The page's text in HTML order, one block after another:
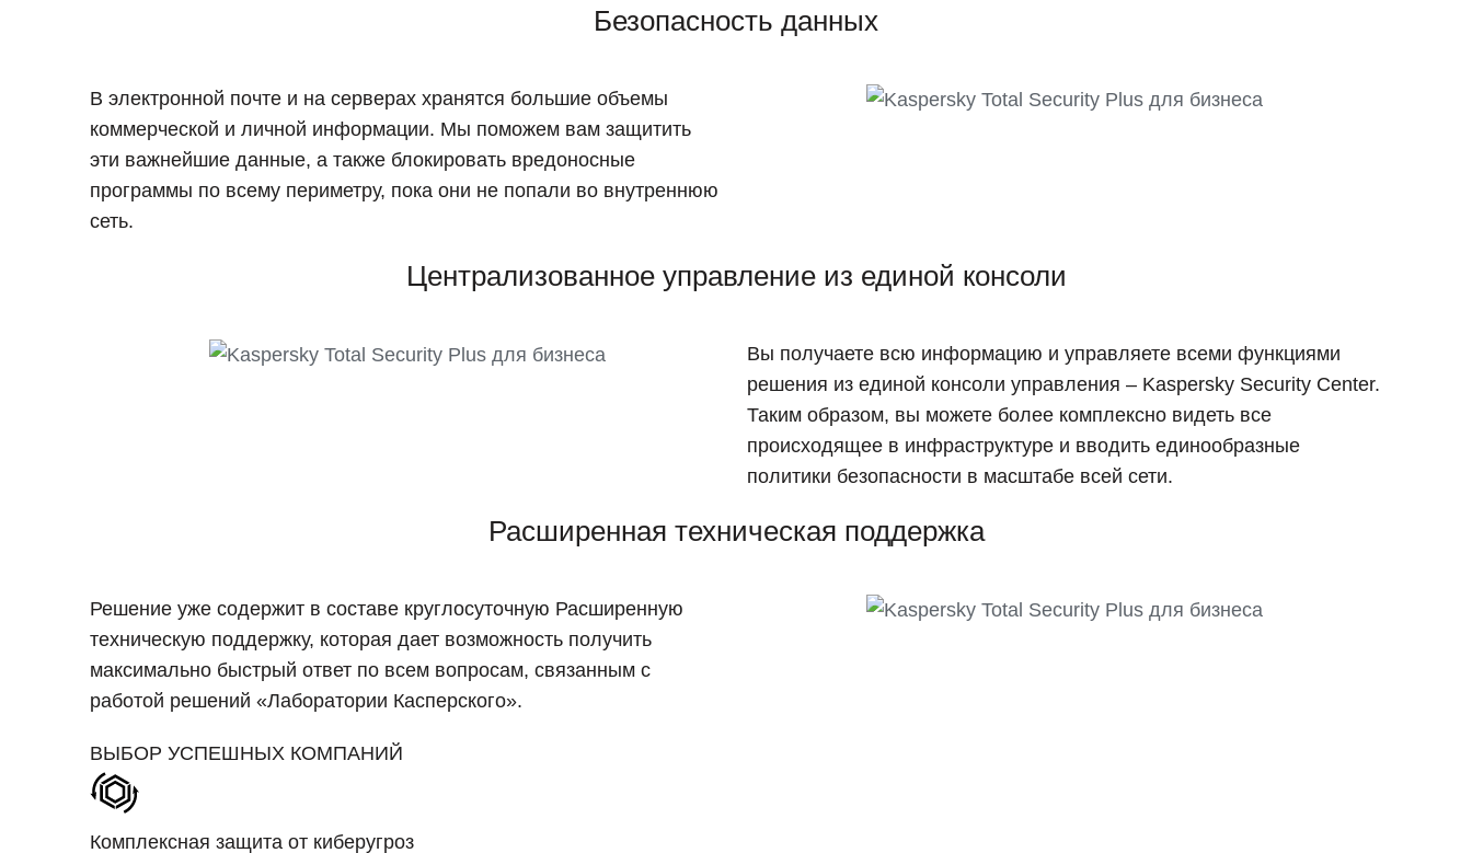
Безопасность данных
В электронной почте и на серверах хранятся большие объемы
коммерческой и личной информации. Мы поможем вам защитить
эти важнейшие данные, а также блокировать вредоносные
программы по всему периметру, пока они не попали во внутреннюю
сеть.
Централизованное управление из единой консоли
Вы получаете всю информацию и управляете всеми функциями
решения из единой консоли управления – Kaspersky Security Center.
Таким образом, вы можете более комплексно видеть все
происходящее в инфраструктуре и вводить единообразные
политики безопасности в масштабе всей сети.
Расширенная техническая поддержка
Решение уже содержит в составе круглосуточную Расширенную
техническую поддержку, которая дает возможность получить
максимально быстрый ответ по всем вопросам, связанным с
работой решений «Лаборатории Касперского».
ВЫБОР УСПЕШНЫХ КОМПАНИЙ
Комплексная защита от киберугроз